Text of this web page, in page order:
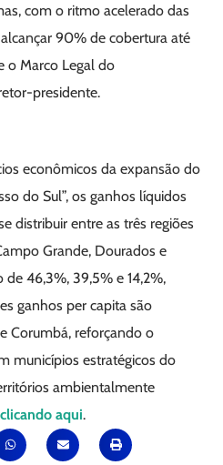
com o ritmo acelerado das
90% de cobertura até
o Marco Legal do
presidente.
econômicos da expansão do
do Sul”, os ganhos líquidos
distribuir entre as três regiões
Grande, Dourados e
46,3%, 39,5% e 14,2%,
ganhos per capita são
Corumbá, reforçando o
municípios estratégicos do
ambientalmente
clicando aqui.